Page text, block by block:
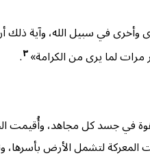
وأخرى في سبيل الله، وآية
لما يرى من الكرامة»٣.
في جسد كل مجاهد،
لتشمل الأرض بأسرها،